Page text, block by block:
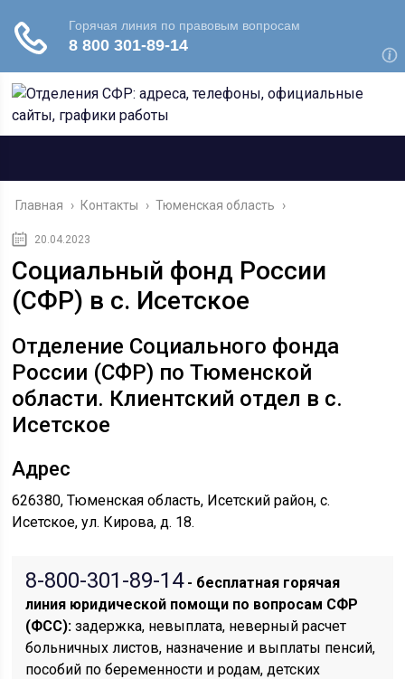
Главная › Контакты › Тюменская область ›
20.04.2023
Социальный фонд России
(СФР) в с. Исетское
Отделение Социального фонда
России (СФР) по Тюменской
области. Клиентский отдел в с.
Исетское
Адрес
626380, Тюменская область, Исетский район, с.
Исетское, ул. Кирова, д. 18.
8-800-301-89-14- бесплатная горячая
линия юридической помощи по вопросам CФР
(ФСС): задержка, невыплата, неверный расчет
больничных листов, назначение и выплаты пенсий,
пособий по беременности и родам, детских